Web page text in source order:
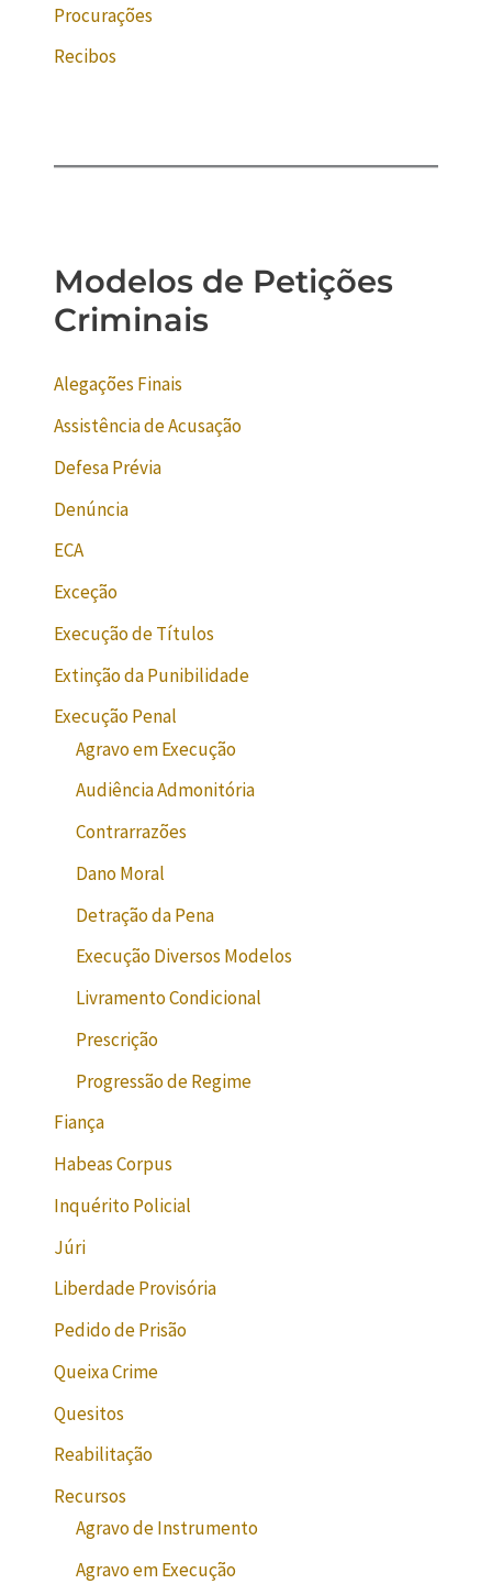
Procurações
Recibos
Modelos de Petições
Criminais
Alegações Finais
Assistência de Acusação
Defesa Prévia
Denúncia
ECA
Exceção
Execução de Títulos
Extinção da Punibilidade
Execução Penal
Agravo em Execução
Audiência Admonitória
Contrarrazões
Dano Moral
Detração da Pena
Execução Diversos Modelos
Livramento Condicional
Prescrição
Progressão de Regime
Fiança
Habeas Corpus
Inquérito Policial
Júri
Liberdade Provisória
Pedido de Prisão
Queixa Crime
Quesitos
Reabilitação
Recursos
Agravo de Instrumento
Agravo em Execução